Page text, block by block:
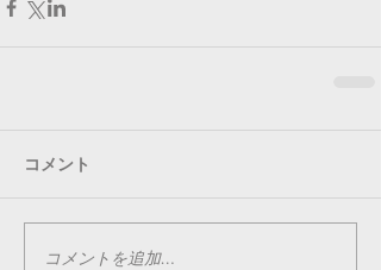
コメント
コメントを追加…